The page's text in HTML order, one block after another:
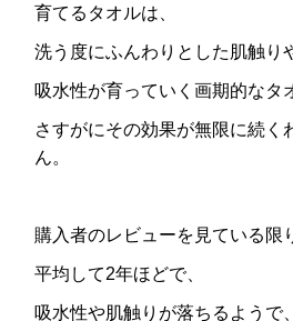
育てるタオルは、
洗う度にふんわりとした肌触り
吸水性が育っていく画期的なタ
さすがにその効果が無限に続く
ん。
購入者のレビューを見ている限
平均して2年ほどで、
吸水性や肌触りが落ちるようで、